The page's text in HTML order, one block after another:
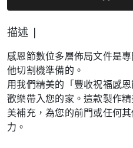
描述 |
感恩節數位多層佈局文件是
他切割機準備的。
用我們精美的「豐收祝福感
歡樂帶入您的家。這款製作
美補充，為您的前門或任何
力。